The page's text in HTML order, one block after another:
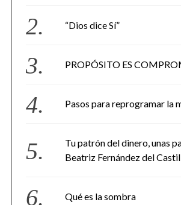
“Dios dice Sí”
PROPÓSITO ES
Pasos para reprogramar la
Tu patrón del dinero, unas
Beatriz Fernández del
Qué es la sombra